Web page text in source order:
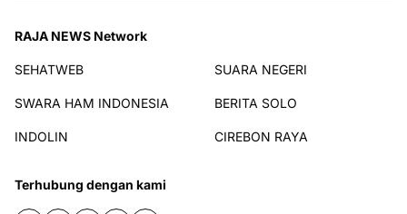
RAJA NEWS Network
SEHATWEB SUARA NEGERI
SWARA HAM INDONESIA BERITA SOLO
INDOLIN CIREBON RAYA
Terhubung dengan kami